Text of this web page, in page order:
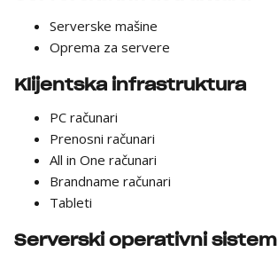
Serverske mašine
Oprema za servere
Klijentska infrastruktura
PC računari
Prenosni računari
All in One računari
Brandname računari
Tableti
Serverski operativni sistem